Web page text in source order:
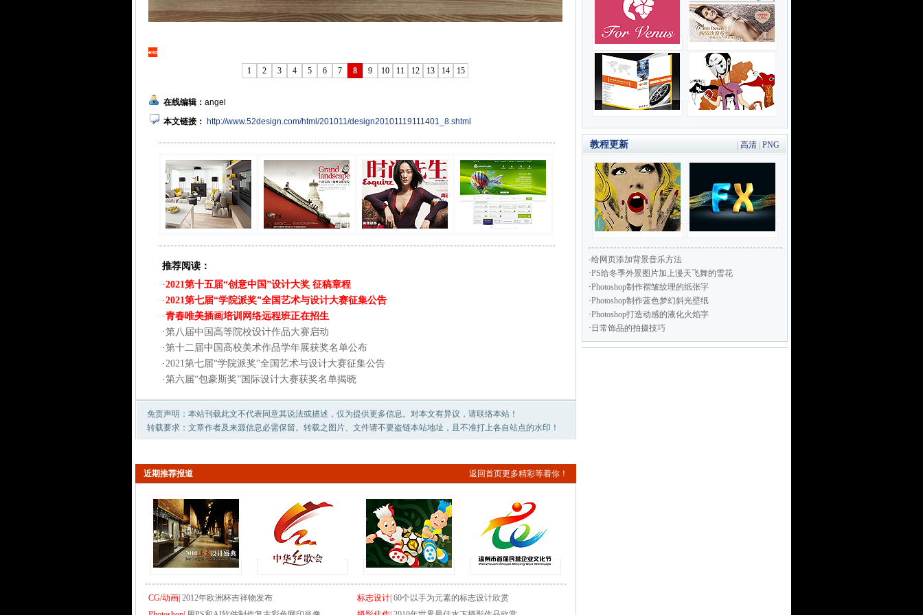
1 2 3 4 5 6 7 8 9 10 11 12 13 14 15
在线编辑： angel
本文链接：
http://www.52design.com/html/201011/design20101119111401_8.shtml
推荐阅读：
·2021第十五届“创意中国”设计大奖 征稿章程
·2021第七届“学院派奖”全国艺术与设计大赛征集公告
·青春唯美插画培训网络远程班正在招生
·第八届中国高等院校设计作品大赛启动
·第十二届中国高校美术作品学年展获奖名单公布
·2021第七届“学院派奖”全国艺术与设计大赛征集公告
·第六届“包豪斯奖”国际设计大赛获奖名单揭晓
免责声明：本站刊载此文不代表同意其说法或描述，仅为提供更多信息。对本文有异议，请联络本站！
转载要求：文章作者及来源信息必需保留。转载之图片、文件请不要盗链本站地址，且不准打上各自站点的水印！
近期推荐报道 返回首页更多精彩等着你！
CG/动画| 2012年欧洲杯吉祥物发布 标志设计| 60个以手为元素的标志设计欣赏
教程更新 高清 PNG
·给网页添加背景音乐方法
·PS给冬季外景图片加上漫天飞舞的雪花
·Photoshop制作褶皱纹理的纸张字
·Photoshop制作蓝色梦幻斜光壁纸
·Photoshop打造动感的液化火焰字
· 日常饰品的拍摄技巧